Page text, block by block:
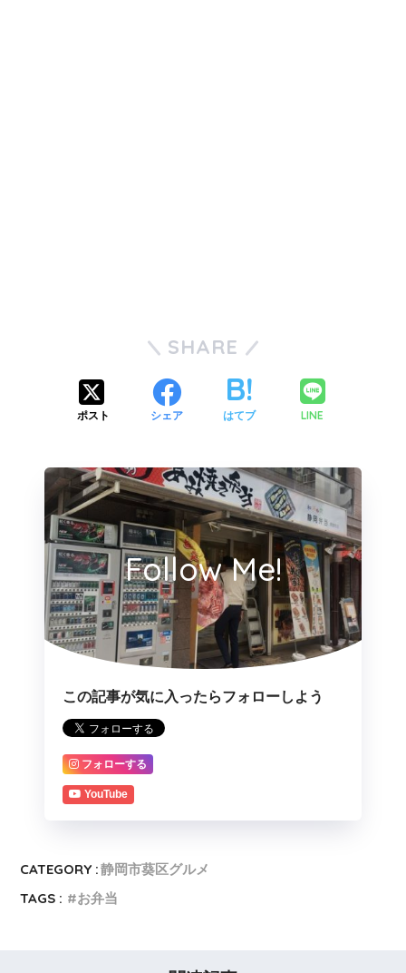
SHARE
ポスト シェア はてブ LINE
Follow Me!
この記事が気に入ったらフォローしよう
フォローする
YouTube
CATEGORY :静岡市葵区グルメ
TAGS :
お弁当